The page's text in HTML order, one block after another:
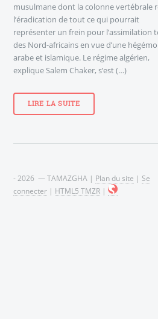
musulmane dont la colonne vertébrale
l’éradication de tout ce qui pourrait
représenter un frein pour l’assimilation
des Nord-africains en vue d’une
arabe et islamique. Le régime algérien,
explique Salem Chaker, s’est (…)
LIRE LA SUITE
- 2026 — TAMAZGHA | Plan du site | Se
connecter | HTML5 TMZR |